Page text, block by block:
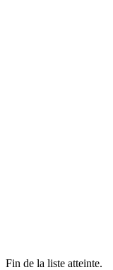
Fin de la liste atteinte.